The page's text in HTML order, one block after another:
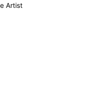
Artist